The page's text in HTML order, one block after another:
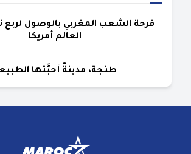
فرحة الشعب المغربي بالوصول لربع
العالم أمريكا
طنجة، مدينةٌ أحبَّتها